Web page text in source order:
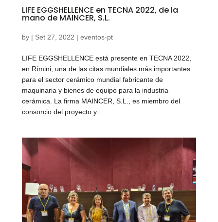
LIFE EGGSHELLENCE en TECNA 2022, de la
mano de MAINCER, S.L.
by | Set 27, 2022 | eventos-pt
LIFE EGGSHELLENCE está presente en TECNA 2022,
en Rímini, una de las citas mundiales más importantes
para el sector cerámico mundial fabricante de
maquinaria y bienes de equipo para la industria
cerámica. La firma MAINCER, S.L., es miembro del
consorcio del proyecto y...